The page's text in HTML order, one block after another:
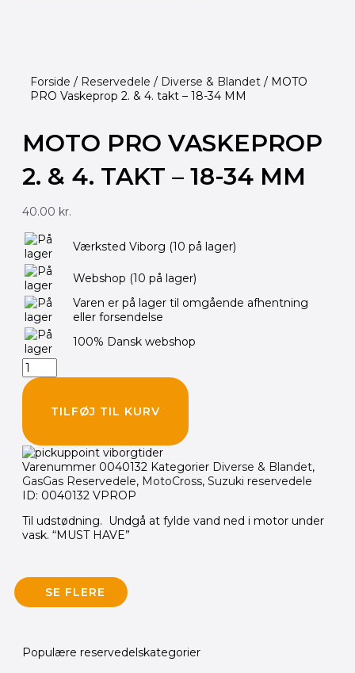
Forside / Reservedele / Diverse & Blandet / MOTO
PRO Vaskeprop 2. & 4. takt – 18-34 MM
MOTO PRO VASKEPROP
2. & 4. TAKT – 18-34 MM
40.00 kr.
Værksted Viborg (10 på lager)
Webshop (10 på lager)
Varen er på lager til omgående afhentning
eller forsendelse
100% Dansk webshop
MOTO
PRO
Vaskeprop
2.
&
4.
takt
-
18-
34
MM
antal
TILFØJ TIL KURV
Varenummer 0040132 Kategorier Diverse & Blandet,
GasGas Reservedele, MotoCross, Suzuki reservedele
ID: 0040132 VPROP
Til udstødning. Undgå at fylde vand ned i motor under
vask. “MUST HAVE”
SE FLERE
Populære reservedelskategorier